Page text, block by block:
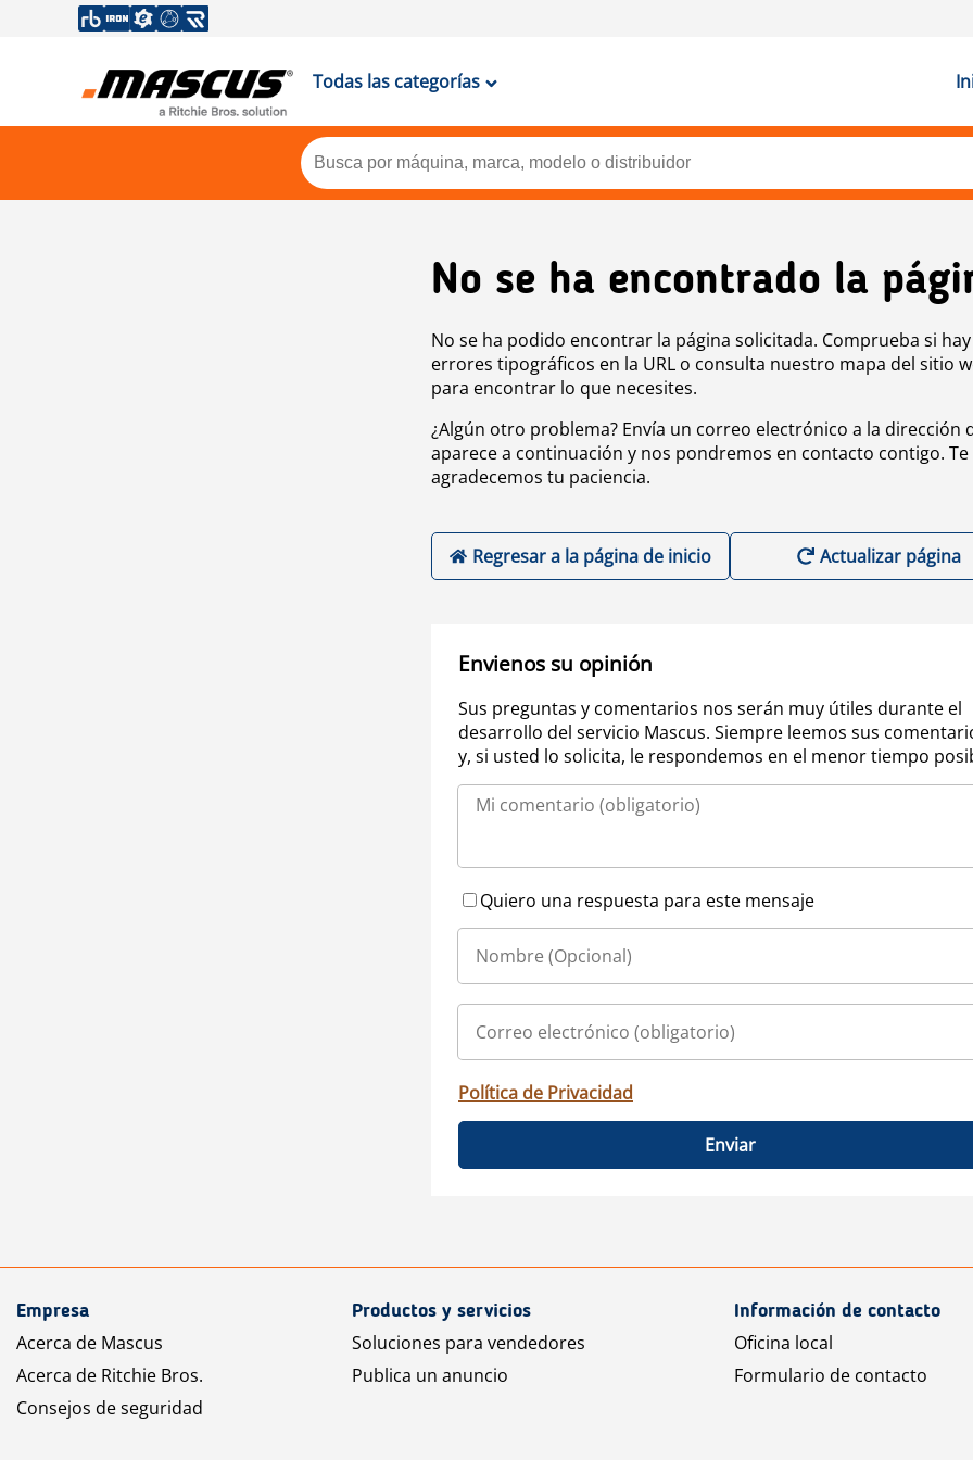
Todas las categorías
No se ha encontrado la
No se ha podido encontrar la página solicitada. Comprueba si hay
errores tipográficos en la URL o consulta nuestro mapa del sitio
para encontrar lo que necesites.
¿Algún otro problema? Envía un correo electrónico a la dirección
aparece a continuación y nos pondremos en contacto contigo. Te
agradecemos tu paciencia.
Regresar a la página de inicio Actualizar página
Envienos su opinión
Sus preguntas y comentarios nos serán muy útiles durante el
desarrollo del servicio Mascus. Siempre leemos sus
y, si usted lo solicita, le respondemos en el menor tiempo
Quiero una respuesta para este mensaje
Política de Privacidad
Enviar
Empresa
Acerca de Mascus
Acerca de Ritchie Bros.
Consejos de seguridad
Productos y servicios
Soluciones para vendedores
Publica un anuncio
Información de contacto
Oficina local
Formulario de contacto